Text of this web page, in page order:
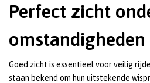
Perfect zicht
omstandigheden
Goed zicht is essentieel voor veilig
staan bekend om hun uitstekende